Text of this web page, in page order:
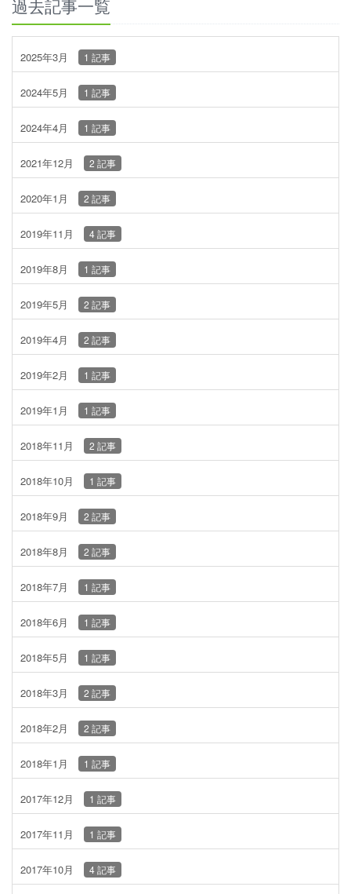
過去記事一覧
2025年3月 1 記事
2024年5月 1 記事
2024年4月 1 記事
2021年12月 2 記事
2020年1月 2 記事
2019年11月 4 記事
2019年8月 1 記事
2019年5月 2 記事
2019年4月 2 記事
2019年2月 1 記事
2019年1月 1 記事
2018年11月 2 記事
2018年10月 1 記事
2018年9月 2 記事
2018年8月 2 記事
2018年7月 1 記事
2018年6月 1 記事
2018年5月 1 記事
2018年3月 2 記事
2018年2月 2 記事
2018年1月 1 記事
2017年12月 1 記事
2017年11月 1 記事
2017年10月 4 記事